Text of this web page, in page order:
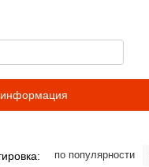
информация
по популярности